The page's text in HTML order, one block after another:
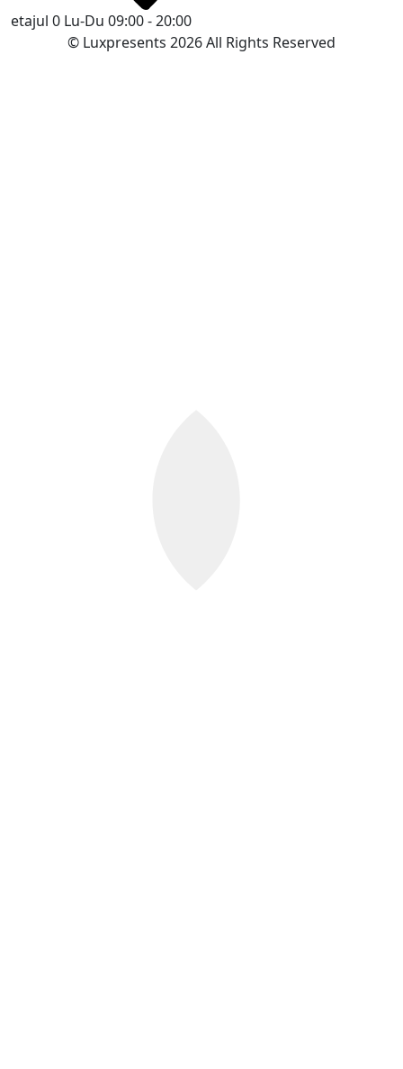
etajul 0 Lu-Du 09:00 - 20:00
© Luxpresents 2026 All Rights Reserved